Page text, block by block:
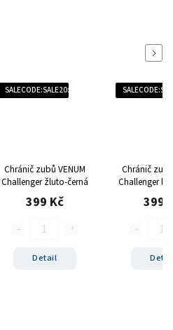
SALECODE:SALE20:20:%
Chránič zubů VENUM
Challenger žluto-černá
399 Kč
Detail
Chránič
Challenger
399
Next